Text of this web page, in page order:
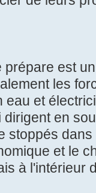
est
les
et
en
stoppés
et le
à l'intérieur